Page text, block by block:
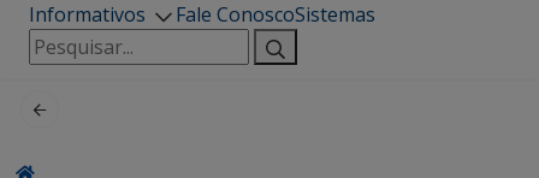
Informativos
Fale ConoscoSistemas
Pesquisar
por: